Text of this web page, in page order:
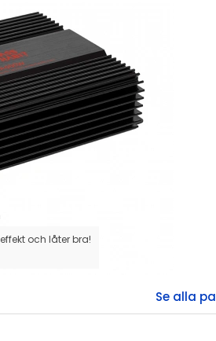
och låter bra!